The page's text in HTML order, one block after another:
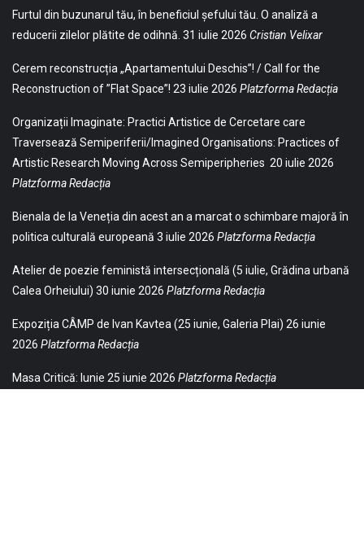
Furtul din buzunarul tău, în beneficiul șefului tău. O analiză a
reducerii zilelor plătite de odihnă. 31 iulie 2026 Cristian Velixar
Cerem reconstrucția „Apartamentului Deschis”! / Call for the
Reconstruction of ”Flat Space”! 23 iulie 2026 Platzforma Redacția
Organizații Imaginate: Practici Artistice de Cercetare care
Traversează Semiperiferii/Imagined Organisations: Practices of
Artistic Research Moving Across Semiperipheries 20 iulie 2026
Platzforma Redacția
Bienala de la Veneția din acest an a marcat o schimbare majoră în
politica culturală europeană 3 iulie 2026 Platzforma Redacția
Atelier de poezie feministă intersecțională (5 iulie, Grădina urbană
Calea Orheiului) 30 iunie 2026 Platzforma Redacția
Expoziția CÂMP de Ivan Kavtea (25 iunie, Galeria Plai) 26 iunie
2026 Platzforma Redacția
Masa Critică: Iunie 25 iunie 2026 Platzforma Redacția